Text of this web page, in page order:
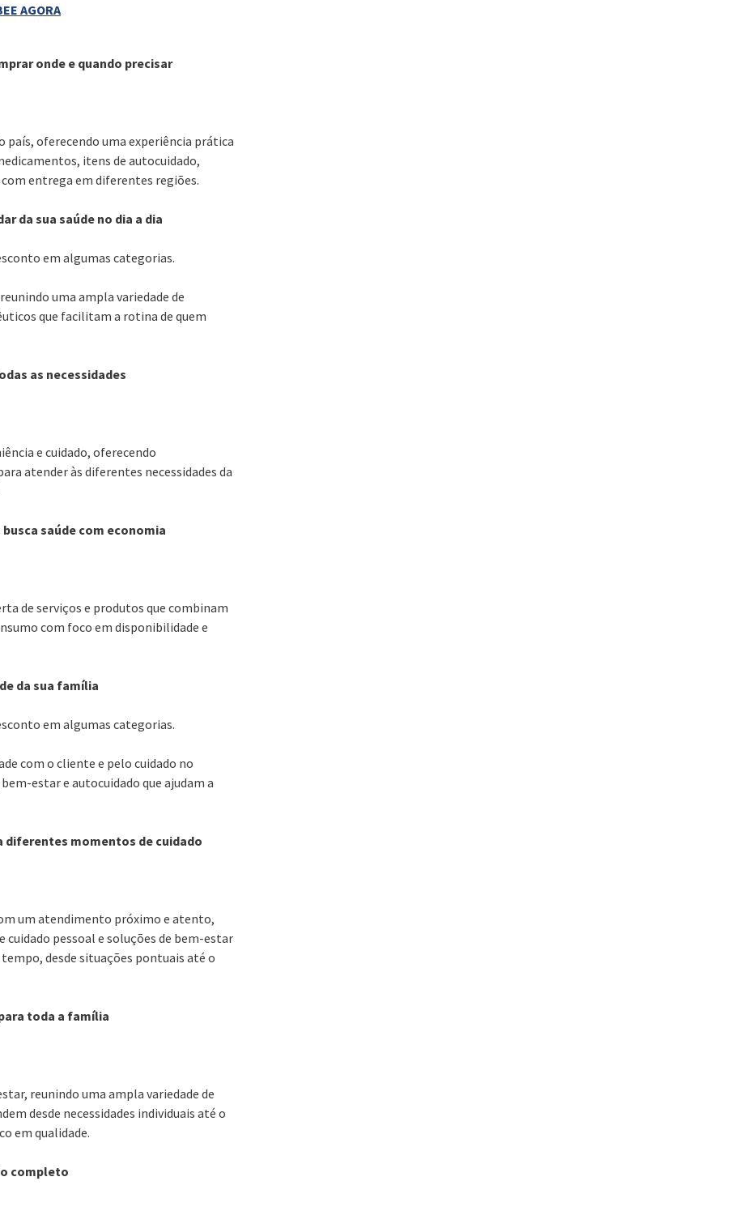
AGORA
onde e quando precisar
país, oferecendo uma experiência prática
itens de autocuidado,
entrega em diferentes regiões.
da sua saúde no dia a dia
em algumas categorias.
uma ampla variedade de
que facilitam a rotina de quem
as necessidades
e cuidado, oferecendo
atender às diferentes necessidades da
saúde com economia
de serviços e produtos que combinam
com foco em disponibilidade e
da sua família
em algumas categorias.
com o cliente e pelo cuidado no
estar e autocuidado que ajudam a
diferentes momentos de cuidado
um atendimento próximo e atento,
pessoal e soluções de bem-estar
desde situações pontuais até o
toda a família
reunindo uma ampla variedade de
desde necessidades individuais até o
em qualidade.
completo